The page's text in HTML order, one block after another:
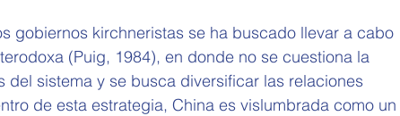
gobiernos kirchneristas se ha buscado llevar a cabo
(Puig, 1984), en donde no se cuestiona la
del sistema y se busca diversificar las relaciones
de esta estrategia, China es vislumbrada como un